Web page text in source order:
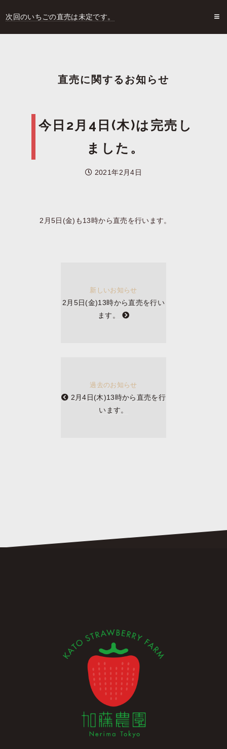
次回のいちごの直売は未定です。
直売に関するお知らせ
今日2月4日(木)は完売し
ました。
2021年2月4日
2月5日(金)も13時から直売を行います。
新しいお知らせ
2月5日(金)13時から直売を行い
ます。
過去のお知らせ
2月4日(木)13時から直売を行
います。